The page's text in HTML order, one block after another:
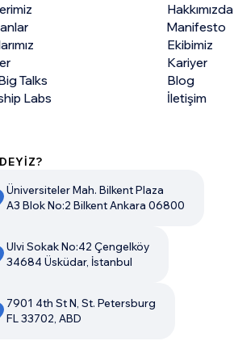
Talks
Labs
Hakkımızda
Manifesto
Ekibimiz
Kariyer
Blog
İletişim
Üniversiteler Mah. Bilkent Plaza
A3 Blok No:2 Bilkent Ankara 06800
Ulvi Sokak No:42 Çengelköy
34684 Üsküdar, İstanbul
7901 4th St N, St. Petersburg
FL 33702, ABD